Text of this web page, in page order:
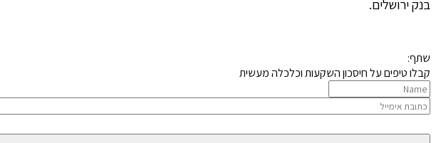
בנק ירושלים.
שתף:
קבלו טיפים על חיסכון השקעות וכלכלה מעשית